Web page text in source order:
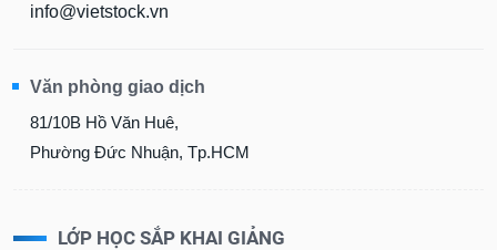
info@vietstock.vn
Văn phòng giao dịch
81/10B Hồ Văn Huê,
Phường Đức Nhuận, Tp.HCM
LỚP HỌC SẮP KHAI GIẢNG